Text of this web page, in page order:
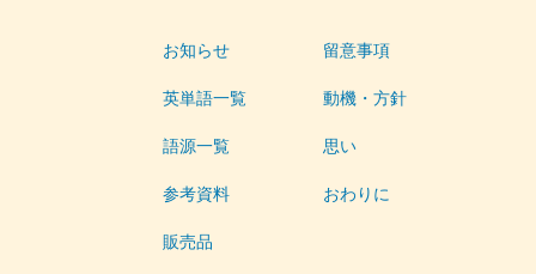
お知らせ
英単語一覧
語源一覧
参考資料
販売品
留意事項
動機・方針
思い
おわりに